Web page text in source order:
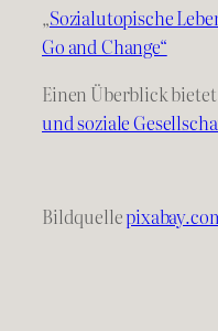
„Sozialutopische
Go and Change“
Einen Überblick
und soziale
Bildquelle